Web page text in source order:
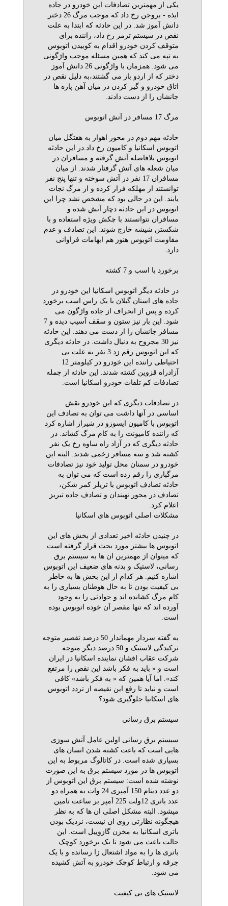
یکی از مهمترین تصادفات این خودرو در جاده
ایذه - بروجن رخ داد که موجب مرگ 26 دختر
دانش آموز شد. در این حادثه که ابتدا به علت
نقص در سیستم ترمز رخ داد، راننده برای
متوقف کردن خودرو اقدام به کوبیدن اتوبوس
به تپه می کند که همین مسئله موجب واژگونی
می شود. همزمان با واژگونی 26 دانش آموز
دختر که از اردو باز می گشتند،به دلیل نقص در
اتاق خودرو و گیر کردن در میان آهن پاره ها
جانشان را از دست دادند.
مرگ 17 مسافر در آتش اتوبوس
حادثه مهم دوم در محور اهواز به هفتگل میان
اتوبوس اسکانیا و کامیون رخ داد.در این حادثه
اتوبوس بلافاصله آتش گرفته و مسافران در
میان شعله های آتش گرفتار شدند. از میان
مسافران 17 نفر در آتش سوخته و تنها پنج نفر
توانستند از مهلکه فرار کرده و از مرگ نجات
یابند. این در حالی بود که مشخص نشد چرا این
اتوبوس در این حادثه دچار آتش شده و
مسافران نتوانستند با چکش ویژه استفاده و با
شکستن شیشه خارج شوند. این تصادف و عدم
مقاومت اتوبوس هنوز هم ابهامات فراوانی
دارد.
برخورد با اسب و 7 کشته
در حادثه دیگر اتوبوس اسکانیا این خودرو در
جاده های استان گیلان با یک راس اسب برخورد
کرده و پس از انحراف از جاده واژگون می
شود. این بار نیز ستون و سقف آسیب دیده و 7
مسافر جانشان را از دست می دهند. این حادثه
نیز 30 مجروح به دنبال داشت. در حادثه دیگری
که این اتوبوس رقم زد 3 نفر به علت بی
احتیاطی راننده این خودرو در کیلومتر 12
آزادراه قزوین کشته شدند. این حادثه از جمله
تصادفات کم تلفات خودرو اسکانیا است.
در تصادفات دیگری که این خودرو نقش
اساسی در آنها داشت می توان به تصادف این
اتوبوس با کامیون ایسوزو در شیراز اشاره کرد
که راننده کامیونت را به کام مرگ کشاند. در
حادثه دیگری که در آزاد راه ساوه رخ یک نفر
کشته شد و سه مسافر زخمی شدند. البته این
خودرو در سمنان محل تولید خود نیز تصادفات
مرگباری را رقم زده است که می توان به
حادثه تصادف اتوبوس با تریلر کمر شکن،
تصادف در محور نهبندان و تصادف جاده تبریز
اعلام کرد.
مشکلات اصلی اتوبوس های اسکانیا
در چنیدن حادثه اخیر تعدادی از بخش های این
اتوبوس ها بیشتر مورد بحث قرار گرفته است
که میتوان از مهمترین ان ها به سیستم برق
رسانی،‌ لاستیک و بدنه های ضعیف این اتوبوس
اشاره کنیم. هر کدام از این بخش ها به خاطر
بی کیفیت بودن تا به حال هوطنان بسیاری را به
کام مرگ کشانده اند و حوادثی را به وجود
آورده اند که تنها مقصر آن خوده اتوبوس بوده
است.
به گفته سردار مهماندار 50 درصد تقصیر متوجه
ترکیدگی لاستیک و 50 درصد دیگر متوجه
شرکت عقاب افشان نماینده اسکانیا در ایران
است و « باید به فکر باشد این نقص را مرتفع
کند». اما آیا همین که « به فکر باشد» کافی
است و نباید تا رفع این نقیصه از تردد اتوبوس
های اسکانیا جلوگیری شود؟
سیستم برق رسانی
سیستم برق رسانی اولین عامل آتش سوزی
هایی است که باعث کشته شدن انسان های
بسیاری شده است. در کاتالوگ مربوط به این
اتوبوس ها در مورد سیستم برق به این صورت
نوشته شده است: سیستم برق این اتوبوس از
دو عدد دینام 150 آمپری 24 وات به همراه دو
عدد باتری 12ولت 225 آمپر بر ساعت تامین
میشود. البته مشکل اصلی ان ها که به نظر
هیچگونه نظارتی روی ان نیست، نزدیک بودن
باتری اسکانیا به مخزن گازوییل است. این
حالت باعث می شود تا یک برخورد کوچک
باتری ها را به مواد اشتعال زا رسانده و با یک
جرقه و ارتباط کوچک خودرو به آتش کشیده
می شود.
لاستیک های بی کیفیت